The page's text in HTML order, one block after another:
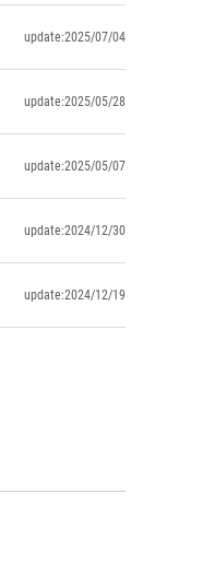
update:2025/07/04
update:2025/05/28
update:2025/05/07
update:2024/12/30
update:2024/12/19